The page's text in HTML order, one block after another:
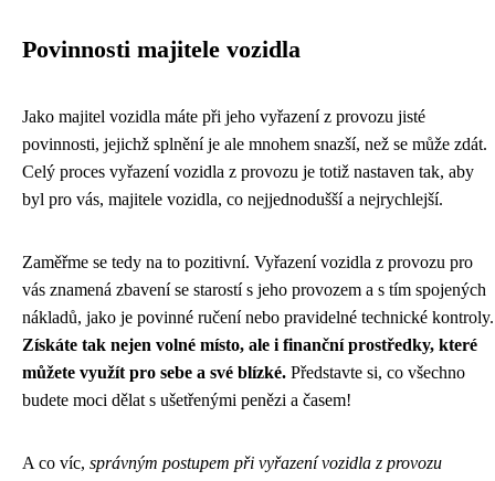
Povinnosti majitele vozidla
Jako majitel vozidla máte při jeho vyřazení z provozu jisté
povinnosti, jejichž splnění je ale mnohem snazší, než se může zdát.
Celý proces vyřazení vozidla z provozu je totiž nastaven tak, aby
byl pro vás, majitele vozidla, co nejjednodušší a nejrychlejší.
Zaměřme se tedy na to pozitivní. Vyřazení vozidla z provozu pro
vás znamená zbavení se starostí s jeho provozem a s tím spojených
nákladů, jako je povinné ručení nebo pravidelné technické kontroly.
Získáte tak nejen volné místo, ale i finanční prostředky, které
můžete využít pro sebe a své blízké. Představte si, co všechno
budete moci dělat s ušetřenými penězi a časem!
A co víc, správným postupem při vyřazení vozidla z provozu